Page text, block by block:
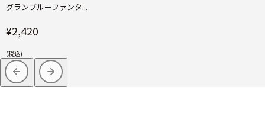
グランブルーファンタ...
¥2,420
(税込)